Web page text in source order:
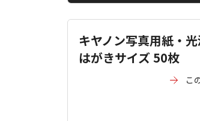
キヤノン写真用紙・
はがきサイズ 50枚
こ